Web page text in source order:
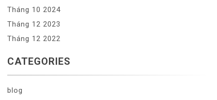
Tháng 10 2024
Tháng 12 2023
Tháng 12 2022
CATEGORIES
blog